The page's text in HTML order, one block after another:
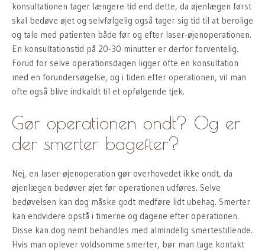
konsultationen tager længere tid end dette, da øjenlægen først
skal bedøve øjet og selvfølgelig også tager sig tid til at berolige
og tale med patienten både før og efter laser-øjenoperationen.
En konsultationstid på 20-30 minutter er derfor forventelig.
Forud for selve operationsdagen ligger ofte en konsultation
med en forundersøgelse, og i tiden efter operationen, vil man
ofte også blive indkaldt til et opfølgende tjek.
Gør operationen ondt? Og er
der smerter bagefter?
Nej, en laser-øjenoperation gør overhovedet ikke ondt, da
øjenlægen bedøver øjet før operationen udføres. Selve
bedøvelsen kan dog måske godt medføre lidt ubehag. Smerter
kan endvidere opstå i timerne og dagene efter operationen.
Disse kan dog nemt behandles med almindelig smertestillende.
Hvis man oplever voldsomme smerter, bør man tage kontakt